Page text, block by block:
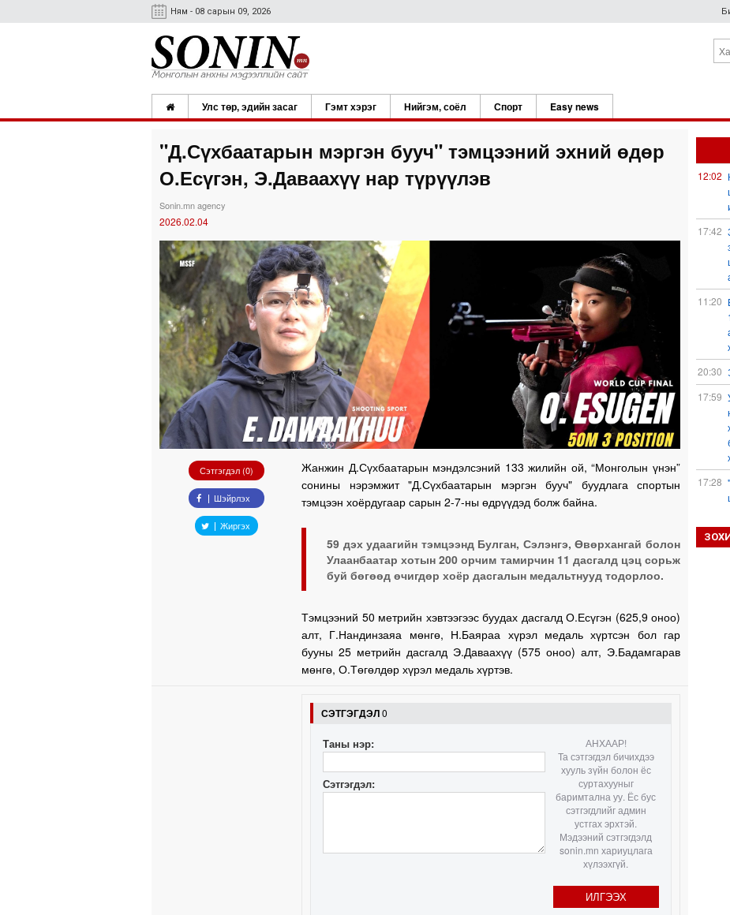
Ням - 08 сарын 09, 2026
Улс төр, эдийн засаг Гэмт хэрэг Нийгэм, соёл Спорт Easy news
"Д.Сүхбаатарын мэргэн бууч" тэмцээний эхний өдөр
О.Есүгэн, Э.Даваахүү нар түрүүлэв
Sonin.mn agency
2026.02.04
Сэтгэгдэл (0)
Шэйрлэх
Жиргэх
Жанжин Д.Сүхбаатарын мэндэлсэний 133 жилийн ой, “Монголын үнэн”
сонины нэрэмжит "Д.Сүхбаатарын мэргэн бууч" буудлага спортын
тэмцээн хоёрдугаар сарын 2-7-ны өдрүүдэд болж байна.
59 дэх удаагийн тэмцээнд Булган, Сэлэнгэ, Өвөрхангай болон
Улаанбаатар хотын 200 орчим тамирчин 11 дасгалд цэц сорьж
буй бөгөөд өчигдөр хоёр дасгалын медальтнууд тодорлоо.
Тэмцээний 50 метрийн хэвтээгээс буудах дасгалд О.Есүгэн (625,9 оноо)
алт, Г.Нандинзаяа мөнгө, Н.Баяраа хүрэл медаль хүртсэн бол гар
бууны 25 метрийн дасгалд Э.Даваахүү (575 оноо) алт, Э.Бадамгарав
мөнгө, О.Төгөлдөр хүрэл медаль хүртэв.
СЭТГЭГДЭЛ0
Таны нэр:
Сэтгэгдэл:
АНХААР!
Та сэтгэгдэл бичихдээ
хууль зүйн болон ёс
суртахууныг
баримтална уу. Ёс бус
сэтгэгдлийг админ
устгах эрхтэй.
Мэдээний сэтгэгдэлд
sonin.mn хариуцлага
хүлээхгүй.
ИЛГЭЭХ
12:02
17:42
11:20
20:30
17:59
17:28
16:25